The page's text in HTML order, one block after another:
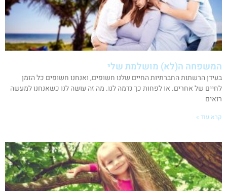
המשפחה ה(לא) מושלמת שלי
בעידן הרשתות החברתיות החיים שלנו חשופים, ואנחנו חשופים כל הזמן
לחיים של אחרים. או לפחות כך נדמה לנו. מה זה עושה לנו כשאנחנו למעשה
רואים
קרא עוד »